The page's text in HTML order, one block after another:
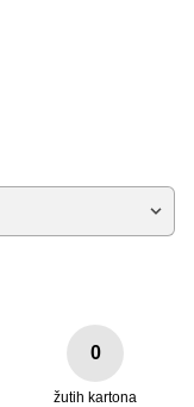
0
žutih kartona